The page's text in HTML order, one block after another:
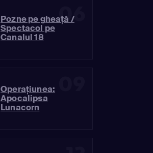
06
Pozne pe gheaţă /
Spectacol pe
Canalul 18
Operaţiunea:
Apocalipsa
Lunacorn